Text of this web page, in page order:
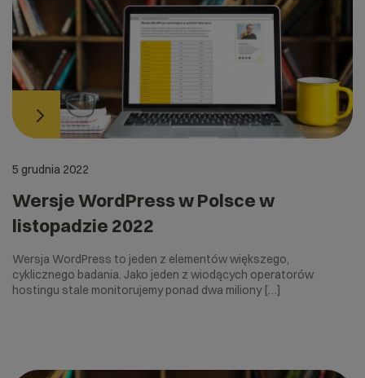
5 grudnia 2022
Wersje WordPress w Polsce w
listopadzie 2022
Wersja WordPress to jeden z elementów większego,
cyklicznego badania. Jako jeden z wiodących operatorów
hostingu stale monitorujemy ponad dwa miliony […]